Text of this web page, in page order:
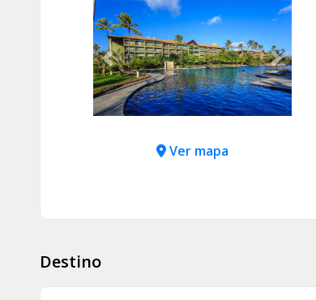
Previous Next
Ver mapa
Destino